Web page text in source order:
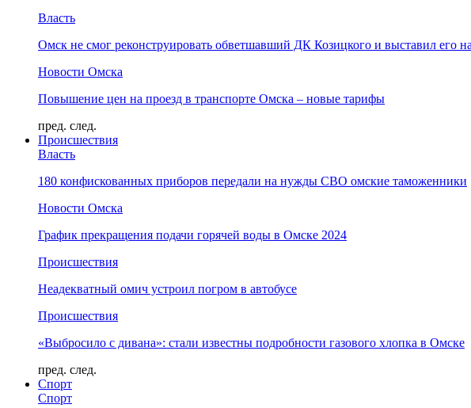
Власть
Омск не смог реконструировать обветшавший ДК Козицкого и выставил его
Новости Омска
Повышение цен на проезд в транспорте Омска – новые тарифы
пред. след.
Происшествия
Власть
180 конфискованных приборов передали на нужды СВО омские таможенники
Новости Омска
График прекращения подачи горячей воды в Омске 2024
Происшествия
Неадекватный омич устроил погром в автобусе
Происшествия
«Выбросило с дивана»: стали известны подробности газового хлопка в Омске
пред. след.
Спорт
Спорт